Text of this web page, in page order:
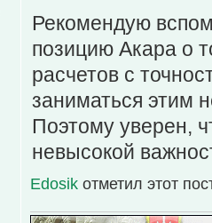
Рекомендую
позицию Акара о
расчетов с
заниматься этим
Поэтому уверен,
невысокой
Edosik отметил этот